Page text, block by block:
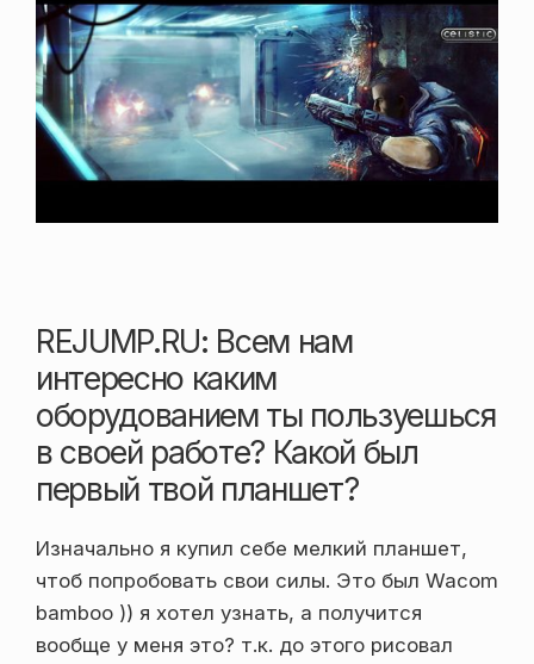
REJUMP.RU: Всем нам
интересно каким
оборудованием ты пользуешься
в своей работе? Какой был
первый твой планшет?
Изначально я купил себе мелкий планшет,
чтоб попробовать свои силы. Это был Wacom
bamboo )) я хотел узнать, а получится
вообще у меня это? т.к. до этого рисовал